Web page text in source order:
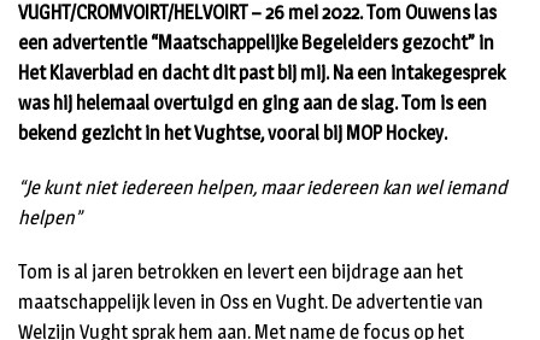
VUGHT/CROMVOIRT/HELVOIRT – 26 mei 2022. Tom Ouwens las
een advertentie “Maatschappelijke Begeleiders gezocht” in
Het Klaverblad en dacht dit past bij mij. Na een intakegesprek
was hij helemaal overtuigd en ging aan de slag. Tom is een
bekend gezicht in het Vughtse, vooral bij MOP Hockey.
“Je kunt niet iedereen helpen, maar iedereen kan wel iemand
helpen”
Tom is al jaren betrokken en levert een bijdrage aan het
maatschappelijk leven in Oss en Vught. De advertentie van
Welzijn Vught sprak hem aan. Met name de focus op het